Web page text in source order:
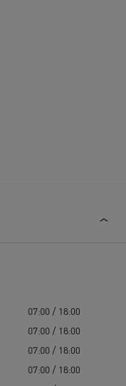
07:00 / 18:00
07:00 / 18:00
07:00 / 18:00
07:00 / 18:00